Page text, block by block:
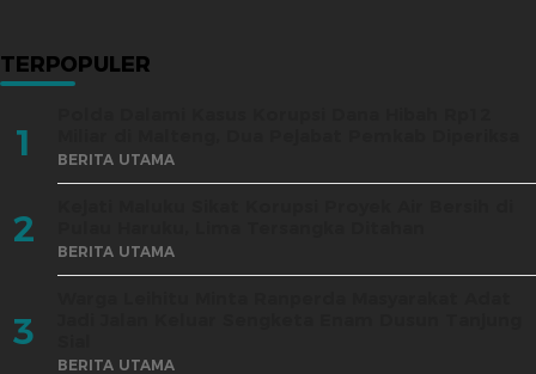
TERPOPULER
1 BERITA UTAMA
2 BERITA UTAMA
3
BERITA UTAMA